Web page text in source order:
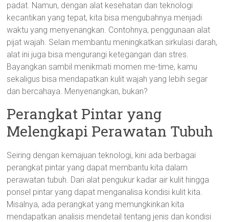
padat. Namun, dengan alat kesehatan dan teknologi
kecantikan yang tepat, kita bisa mengubahnya menjadi
waktu yang menyenangkan. Contohnya, penggunaan alat
pijat wajah. Selain membantu meningkatkan sirkulasi darah,
alat ini juga bisa mengurangi ketegangan dan stres.
Bayangkan sambil menikmati momen me-time, kamu
sekaligus bisa mendapatkan kulit wajah yang lebih segar
dan bercahaya. Menyenangkan, bukan?
Perangkat Pintar yang
Melengkapi Perawatan Tubuh
Seiring dengan kemajuan teknologi, kini ada berbagai
perangkat pintar yang dapat membantu kita dalam
perawatan tubuh. Dari alat pengukur kadar air kulit hingga
ponsel pintar yang dapat menganalisa kondisi kulit kita.
Misalnya, ada perangkat yang memungkinkan kita
mendapatkan analisis mendetail tentang jenis dan kondisi